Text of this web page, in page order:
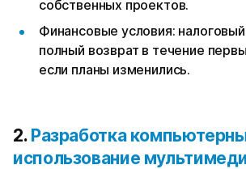
собственных проектов.
Финансовые условия:
полный возврат в течение
если планы изменились.
2. Разработка
использование